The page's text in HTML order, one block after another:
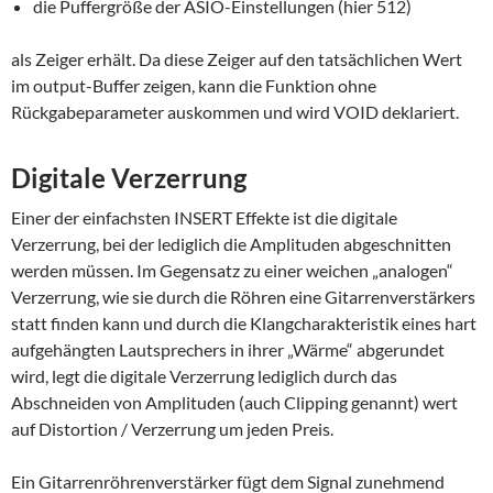
die Puffergröße der ASIO-Einstellungen (hier 512)
als Zeiger erhält. Da diese Zeiger auf den tatsächlichen Wert
im output-Buffer zeigen, kann die Funktion ohne
Rückgabeparameter auskommen und wird VOID deklariert.
Digitale Verzerrung
Einer der einfachsten INSERT Effekte ist die digitale
Verzerrung, bei der lediglich die Amplituden abgeschnitten
werden müssen. Im Gegensatz zu einer weichen „analogen“
Verzerrung, wie sie durch die Röhren eine Gitarrenverstärkers
statt finden kann und durch die Klangcharakteristik eines hart
aufgehängten Lautsprechers in ihrer „Wärme“ abgerundet
wird, legt die digitale Verzerrung lediglich durch das
Abschneiden von Amplituden (auch Clipping genannt) wert
auf Distortion / Verzerrung um jeden Preis.
Ein Gitarrenröhrenverstärker fügt dem Signal zunehmend